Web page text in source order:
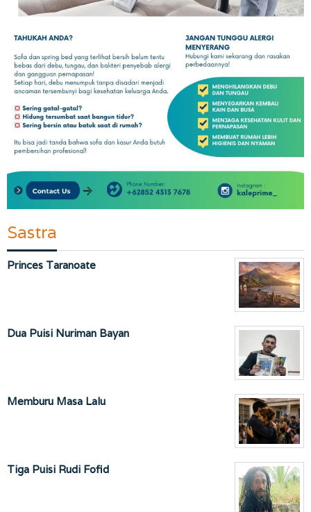
Sastra
Princes Taranoate
Dua Puisi Nuriman Bayan
Memburu Masa Lalu
Tiga Puisi Rudi Fofid